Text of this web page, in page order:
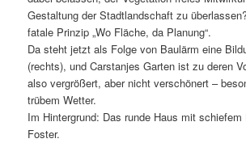
Gestaltung der Stadtlandschaft zu
fatale Prinzip „Wo Fläche, da Planung“.
Da steht jetzt als Folge von Baulärm eine
(rechts), und Carstanjes Garten ist zu deren
also vergrößert, aber nicht verschönert –
trübem Wetter.
Im Hintergrund: Das runde Haus mit
Foster.